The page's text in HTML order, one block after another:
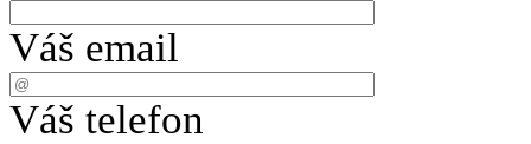
Váš email
Váš telefon